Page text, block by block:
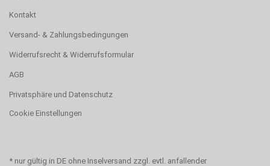
Kontakt
Versand- & Zahlungsbedingungen
Widerrufsrecht & Widerrufsformular
AGB
Privatsphäre und Datenschutz
Cookie Einstellungen
* nur gültig in DE ohne Inselversand zzgl. evtl. anfallender